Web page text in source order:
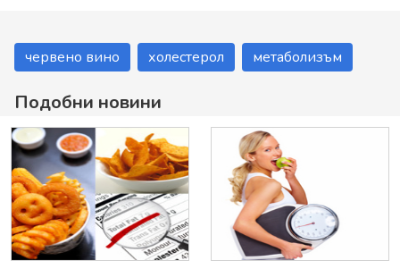
червено вино холестерол метаболизъм
Подобни новини